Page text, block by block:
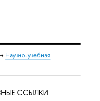
Научно-учебная
ССЫЛКИ